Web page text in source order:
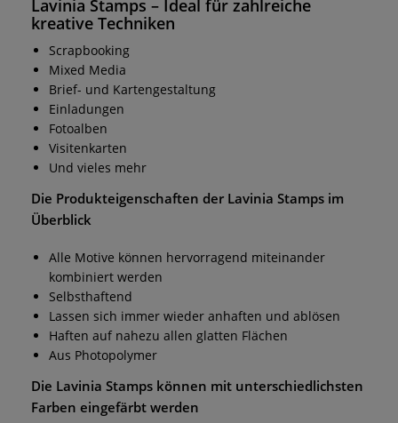
Lavinia Stamps – Ideal für zahlreiche
kreative Techniken
Scrapbooking
Mixed Media
Brief- und Kartengestaltung
Einladungen
Fotoalben
Visitenkarten
Und vieles mehr
Die Produkteigenschaften der Lavinia Stamps im
Überblick
Alle Motive können hervorragend miteinander
kombiniert werden
Selbsthaftend
Lassen sich immer wieder anhaften und ablösen
Haften auf nahezu allen glatten Flächen
Aus Photopolymer
Die Lavinia Stamps können mit unterschiedlichsten
Farben eingefärbt werden